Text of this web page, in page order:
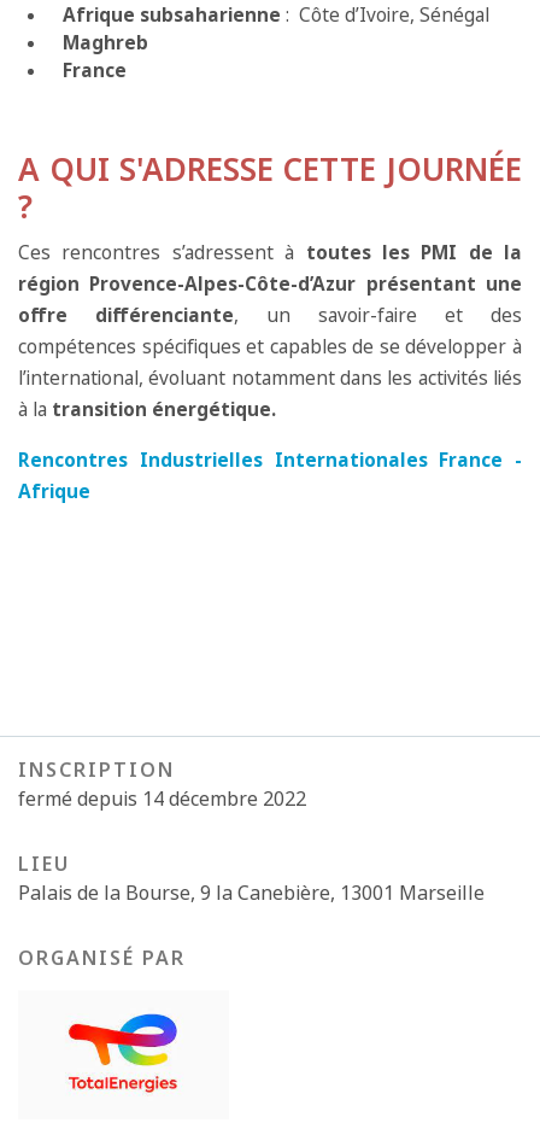
Afrique subsaharienne : Côte d’Ivoire, Sénégal
Maghreb
France
A QUI S'ADRESSE CETTE JOURNÉE
?
Ces rencontres s’adressent à toutes les PMI de la
région Provence-Alpes-Côte-d’Azur présentant une
offre différenciante, un savoir-faire et des
compétences spécifiques et capables de se développer à
l’international, évoluant notamment dans les activités liés
à la transition énergétique.
Rencontres Industrielles Internationales France -
Afrique
INSCRIPTION
fermé depuis 14 décembre 2022
LIEU
Palais de la Bourse, 9 la Canebière, 13001 Marseille
ORGANISÉ PAR